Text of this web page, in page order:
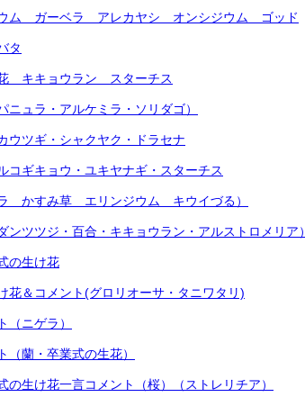
ウム ガーベラ アレカヤシ オンシジウム ゴッド
タ
キキョウラン スターチス
ュラ・アルケミラ・ソリダゴ）
ツギ・シャクヤク・ドラセナ
ギキョウ・ユキヤナギ・スターチス
かすみ草 エリンジウム キウイづる）
ツツジ・百合・キキョウラン・アルストロメリア）
の生け花
＆コメント(グロリオーサ・タニワタリ)
（ニゲラ）
（蘭・卒業式の生花）
生け花一言コメント（桜）（ストレリチア）